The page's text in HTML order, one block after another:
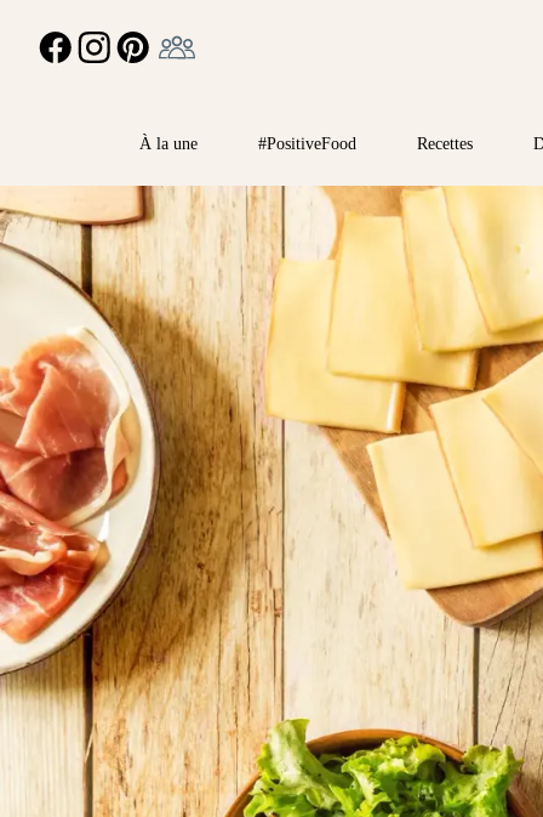
FACEBOOKINSTAGRAMPINTEREST
À la une #PositiveFood Recettes